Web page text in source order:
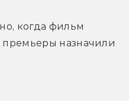
когда фильм
назначили